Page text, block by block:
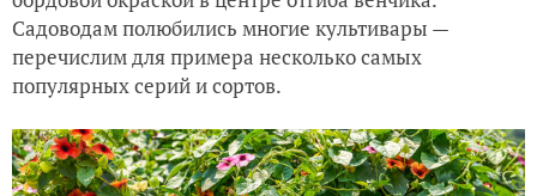
Садоводам полюбились многие культивары —
перечислим для примера несколько самых
популярных серий и сортов.